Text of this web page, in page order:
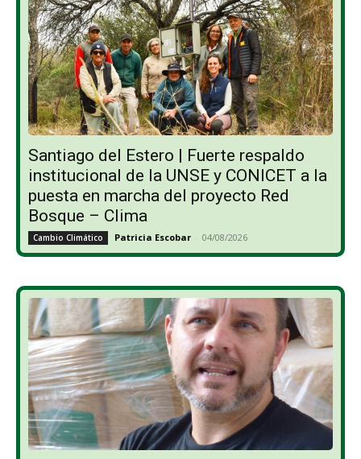
Santiago del Estero | Fuerte respaldo
institucional de la UNSE y CONICET a la
puesta en marcha del proyecto Red
Bosque – Clima
Cambio Climático Patricia Escobar - 04/08/2026